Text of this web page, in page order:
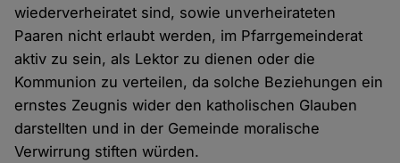
wiederverheiratet sind, sowie unverheirateten
Paaren nicht erlaubt werden, im Pfarrgemeinderat
aktiv zu sein, als Lektor zu dienen oder die
Kommunion zu verteilen, da solche Beziehungen ein
ernstes Zeugnis wider den katholischen Glauben
darstellten und in der Gemeinde moralische
Verwirrung stiften würden.